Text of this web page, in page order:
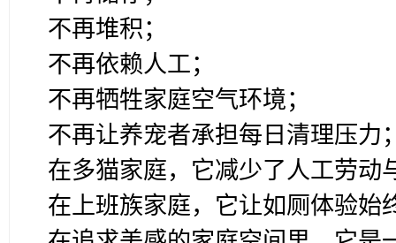
不再堆积；
不再依赖人工；
不再牺牲家庭空气环境；
不再让养宠者承担每日清理压力
在多猫家庭，它减少了人工劳动
在上班族家庭，它让如厕体验始